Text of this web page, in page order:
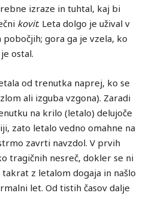
izraze in tuhtal, kaj bi
kovit. Leta dolgo je užival v
gora ga je vzela, ko
ostal.
od trenutka naprej, ko se
ali izguba vzgona). Zaradi
na krilo (letalo) delujoče
zato letalo vedno omahne na
zavrti navzdol. V prvih
tragičnih nesreč, dokler se ni
z letalom dogaja in našlo
let. Od tistih časov dalje